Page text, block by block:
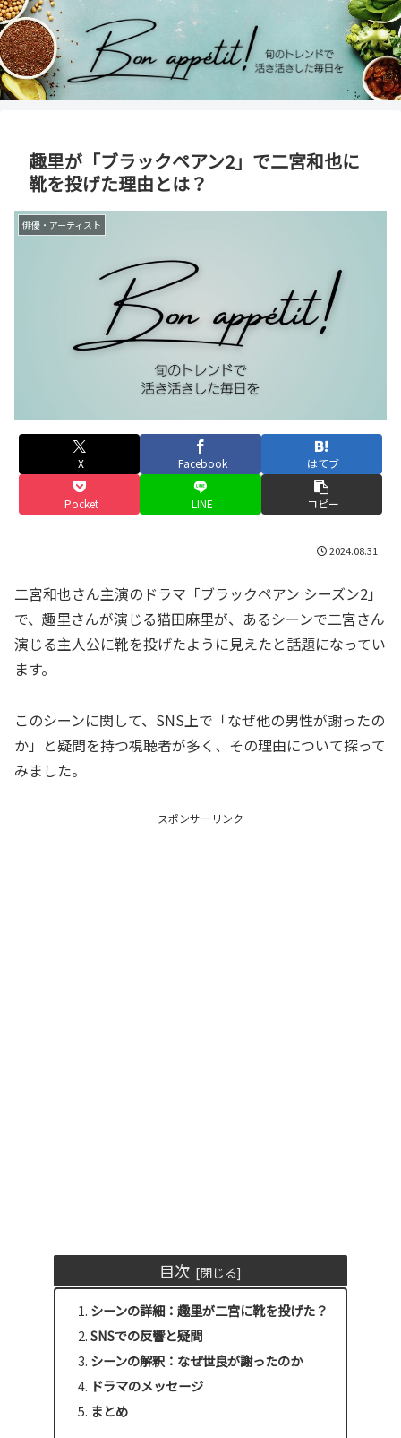
趣里が「ブラックペアン2」で二宮和也に
靴を投げた理由とは？
俳優・アーティスト
X Facebook はてブ
Pocket LINE コピー
2024.08.31
二宮和也さん主演のドラマ「ブラックペアン シーズン2」
で、趣里さんが演じる猫田麻里が、あるシーンで二宮さん
演じる主人公に靴を投げたように見えたと話題になってい
ます。
このシーンに関して、SNS上で「なぜ他の男性が謝ったの
か」と疑問を持つ視聴者が多く、その理由について探って
みました。
スポンサーリンク
目次
シーンの詳細：趣里が二宮に靴を投げた？
SNSでの反響と疑問
シーンの解釈：なぜ世良が謝ったのか
ドラマのメッセージ
まとめ